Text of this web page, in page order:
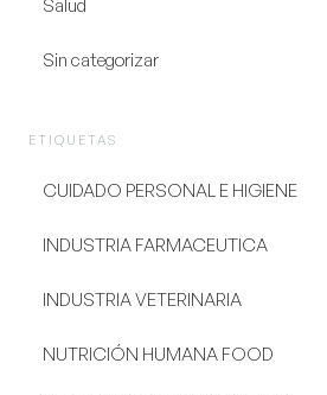
Salud
Sin categorizar
ETIQUETAS
CUIDADO PERSONAL E HIGIENE
INDUSTRIA FARMACEUTICA
INDUSTRIA VETERINARIA
NUTRICIÓN HUMANA FOOD